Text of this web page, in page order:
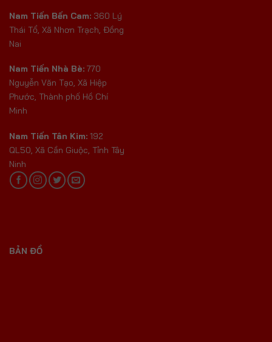
Nam Tiến Bến Cam: 360 Lý
Thái Tổ, Xã Nhơn Trạch, Đồng
Nai
Nam Tiến Nhà Bè: 770
Nguyễn Văn Tạo, Xã Hiệp
Phước, Thành phố Hồ Chí
Minh
Nam Tiến Tân Kim: 192
QL50, Xã Cần Giuộc, Tỉnh Tây
Ninh
BẢN ĐỒ